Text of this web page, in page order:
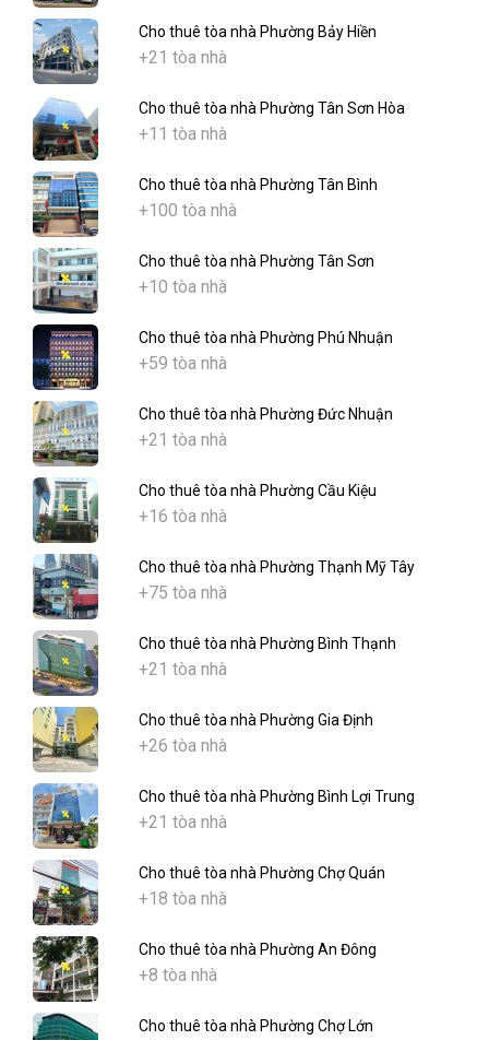
Cho thuê tòa nhà Phường Bảy Hiền
+21 tòa nhà
Cho thuê tòa nhà Phường Tân Sơn Hòa
+11 tòa nhà
Cho thuê tòa nhà Phường Tân Bình
+100 tòa nhà
Cho thuê tòa nhà Phường Tân Sơn
+10 tòa nhà
Cho thuê tòa nhà Phường Phú Nhuận
+59 tòa nhà
Cho thuê tòa nhà Phường Đức Nhuận
+21 tòa nhà
Cho thuê tòa nhà Phường Cầu Kiệu
+16 tòa nhà
Cho thuê tòa nhà Phường Thạnh Mỹ Tây
+75 tòa nhà
Cho thuê tòa nhà Phường Bình Thạnh
+21 tòa nhà
Cho thuê tòa nhà Phường Gia Định
+26 tòa nhà
Cho thuê tòa nhà Phường Bình Lợi Trung
+21 tòa nhà
Cho thuê tòa nhà Phường Chợ Quán
+18 tòa nhà
Cho thuê tòa nhà Phường An Đông
+8 tòa nhà
Cho thuê tòa nhà Phường Chợ Lớn